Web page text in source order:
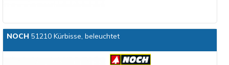
NOCH 51210 Kürbisse, beleuchtet